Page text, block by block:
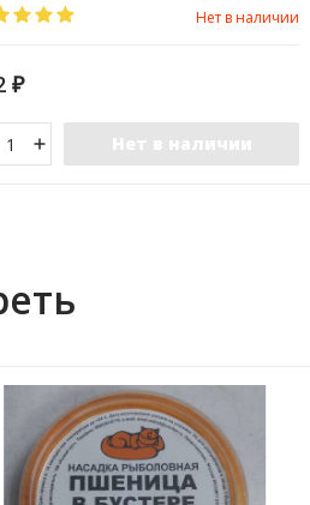
Нет в наличии
₽
Нет в наличии